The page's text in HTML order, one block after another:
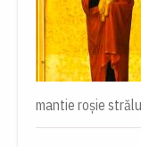
mantie roșie